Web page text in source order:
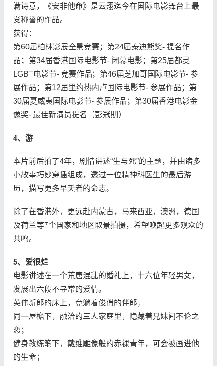
满诗意，《安非他命》是云翔迄今在国际电影舞台上最
受称誉的作品。
获得：
第60届柏林影展全景竞赛；第24届泰迪熊奖- 提名作
品；第34届香港国际电影节- 闭幕电影；第25届都灵
LGBT电影节- 竞赛作品；第46届芝加哥国际电影节- 参
展作品；第12届里约热内卢国际电影节- 参展作品；第
30届夏威夷国际电影节- 参展作品；第30届香港电影金
像奖- 最佳新演员提名（彭冠期）
4、游
本片前后拍了4年，剧情讲述“生与死”的主题，并由诸多
小故事巧妙穿插组成，透过一位精神科医生的最后游
历，描写更多早夭者的命志。
除了在香港外，更远赴内蒙古，马来西亚，澳洲，德国
及荷兰等7个国家和地区取景拍摄，希望唤起更多观众的
共鸣。
5、爱很烂
电影讲述在一个荒唐混乱的婚礼上，十六位年轻男女，
发展出六段不寻常的爱情。
英伟新郎的床上，竟躺着俊俏的伴郎；
同一屋檐下，融洽的三人家庭里，隐藏着兄妹间不伦之
恋；
健身教练笔下，戴维雕像般的赤裸青年，可会被画进他
的生命；